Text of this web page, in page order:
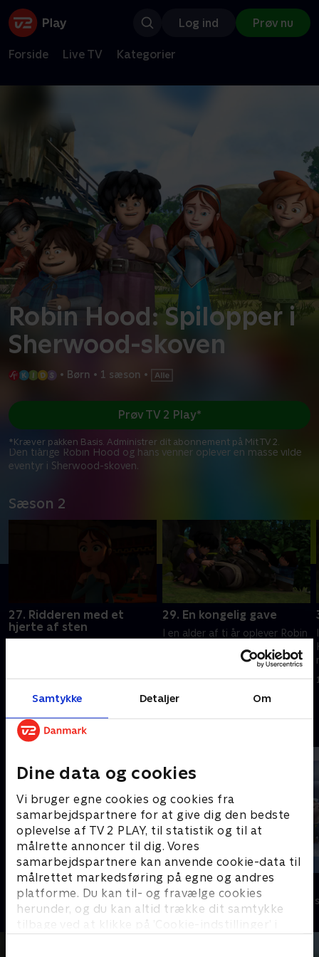
Samtykke Detaljer Om
Dine data og cookies
Vi bruger egne cookies og cookies fra
samarbejdspartnere for at give dig den bedste
oplevelse af TV 2 PLAY, til statistik og til at
målrette annoncer til dig. Vores
samarbejdspartnere kan anvende cookie-data til
målrettet markedsføring på egne og andres
platforme. Du kan til- og fravælge cookies
herunder, og du kan altid trække dit samtykke
tilbage ved at klikke på ’Cookie-indstillinger’ i
Log ind Prøv nu
Forside Live TV Kategorier
Robin Hood: Spilopper i
Sherwood-skoven
• Børn • 1 sæson •
Den tiårige Robin Hood og hans venner oplever en masse vilde
eventyr i Sherwood-skoven.
Prøv TV 2 Play*
*Kræver pakken Basis. Administrer dit abonnement på Mit TV 2.
Sæson 2
27. Ridderen med et
hjerte af sten
29. En kongelig gave
I en alder af ti år oplever Robin
række vilde eventyr.
1. maj 2023 • 12 min
Andre så også
Zorro the Chronicles
Børneserier • 1 sæsoner
Musen Tip
Børneserier • 1